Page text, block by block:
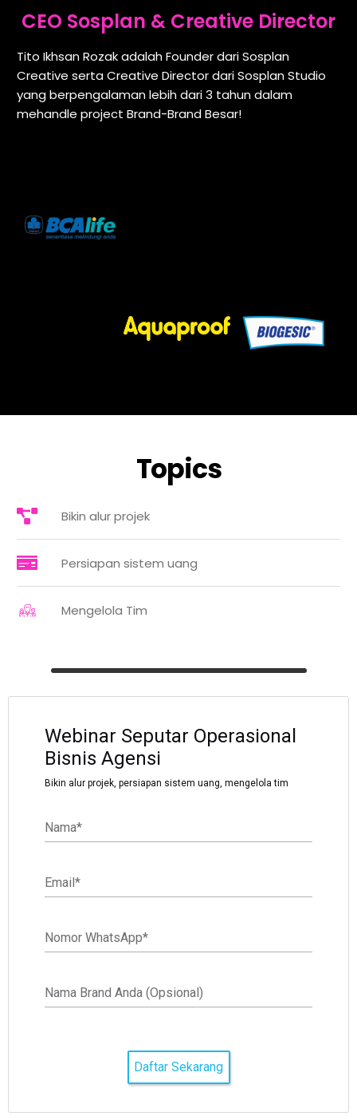
CEO Sosplan & Creative Director
Tito Ikhsan Rozak adalah Founder dari Sosplan
Creative serta Creative Director dari Sosplan Studio
yang berpengalaman lebih dari 3 tahun dalam
mehandle project Brand-Brand Besar!
Topics
Bikin alur projek
Persiapan sistem uang
Mengelola Tim
Webinar Seputar Operasional
Bisnis Agensi
Bikin alur projek, persiapan sistem uang, mengelola tim
Nama*
Email*
Nomor WhatsApp*
Nama Brand Anda (Opsional)
Daftar Sekarang